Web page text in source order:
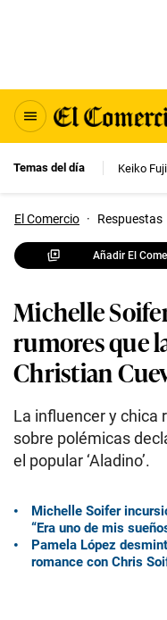
Temas del día Keiko
El Comercio · Respuestas
Añadir El
Michelle
rumores que
Christian
La influencer y chica
sobre polémicas
el popular ‘Aladino’.
Michelle Soifer
“Era uno de mis
Pamela López
romance con Chris